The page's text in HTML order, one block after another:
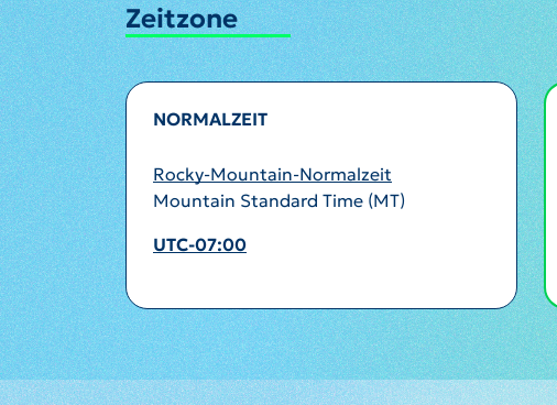
Zeitzone
NORMALZEIT
Rocky-Mountain-Normalzeit
Mountain Standard Time (MT)
UTC-07:00